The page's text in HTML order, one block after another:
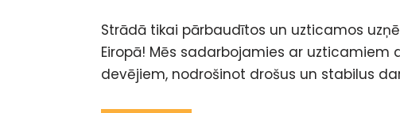
Strādā tikai pārbaudītos un uzticamos
Eiropā! Mēs sadarbojamies ar uzticamiem
devējiem, nodrošinot drošus un stabilus